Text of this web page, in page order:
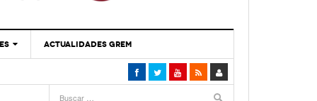
‘Se Vale Soñar Con Una Contraloría Ciudadana’
ACTUALIDADES GREM